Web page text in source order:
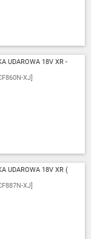
UDAROWA 18V XR -
XJ]
UDAROWA 18V XR (
XJ]